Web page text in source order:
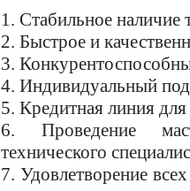
1. Стабильное наличие
2. Быстрое и
3.
4. Индивидуальный
5. Кредитная линия
6. Проведение
технического
7. Удовлетворение